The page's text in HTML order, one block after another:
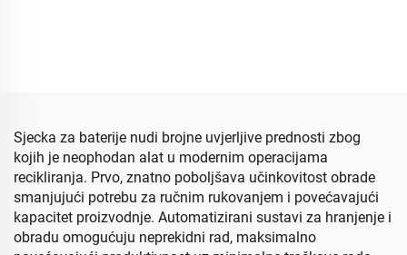
Sjecka za baterije nudi brojne uvjerljive prednosti zbog
kojih je neophodan alat u modernim operacijama
recikliranja. Prvo, znatno poboljšava učinkovitost obrade
smanjujući potrebu za ručnim rukovanjem i povećavajući
kapacitet proizvodnje. Automatizirani sustavi za hranjenje i
obradu omogućuju neprekidni rad, maksimalno